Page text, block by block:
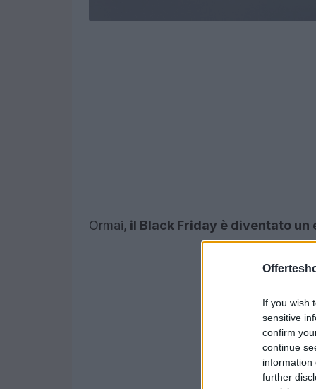
If you wish
sensitive
confirm
continue
information
further
Ormai, il Black Friday è diventato un